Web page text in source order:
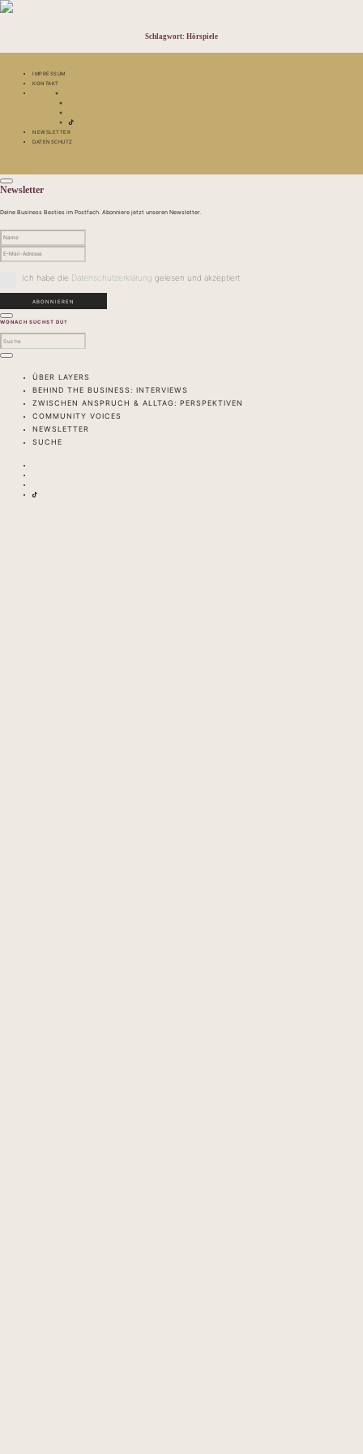
Schlagwort: Hörspiele
IMPRESSUM
KONTAKT
NEWSLETTER
DATENSCHUTZ
Newsletter
Deine Business Besties im Postfach. Abonniere jetzt unseren Newsletter.
Ich habe die Datenschutzerklärung gelesen und akzeptiert.
WONACH SUCHST DU?
ÜBER LAYERS
BEHIND THE BUSINESS: INTERVIEWS
ZWISCHEN ANSPRUCH & ALLTAG: PERSPEKTIVEN
COMMUNITY VOICES
NEWSLETTER
SUCHE